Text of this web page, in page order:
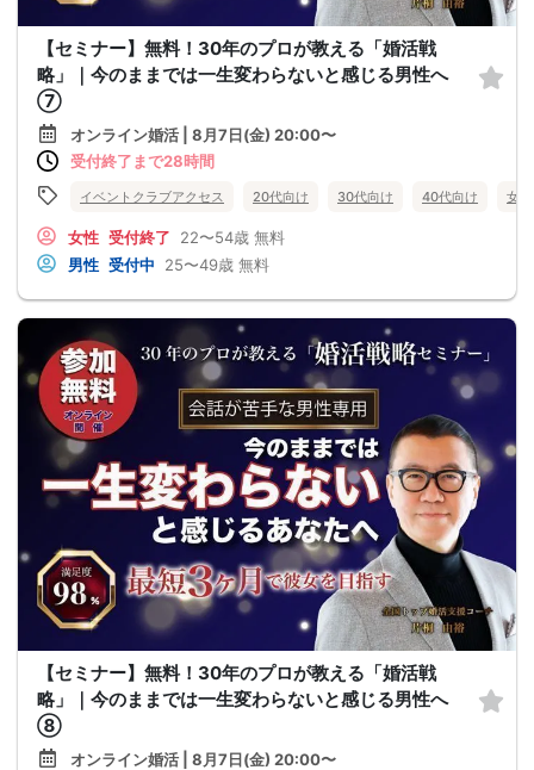
【セミナー】無料！30年のプロが教える「婚活戦
略」｜今のままでは一生変わらないと感じる男性へ
⑦
オンライン婚活 | 8月7日(金) 20:00〜
受付終了まで28時間
イベントクラブアクセス 20代向け 30代向け 40代向け 女
女性 受付終了 22〜54歳 無料
男性 受付中 25〜49歳 無料
【セミナー】無料！30年のプロが教える「婚活戦
略」｜今のままでは一生変わらないと感じる男性へ
⑧
オンライン婚活 | 8月7日(金) 20:00〜